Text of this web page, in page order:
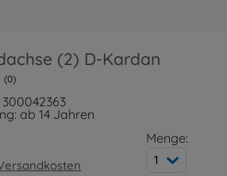
(2) D-Kardan
(0)
ab 14 Jahren
Menge:
1